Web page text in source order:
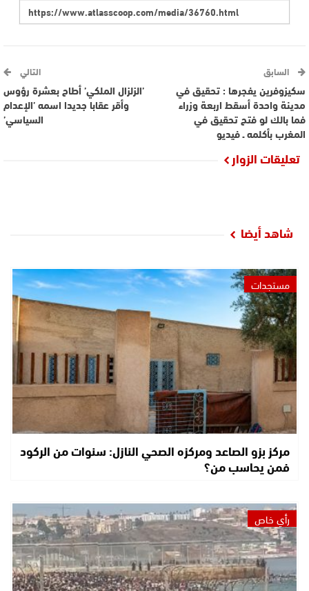
السابق
سكيزوفرين يفجرها : تحقيق في
مدينة واحدة أسقط اربعة وزراء
فما بالك لو فتح تحقيق في
المغرب بأكلمه ـ فيديو
التالي
’الزلزال الملكي’ أطاح بعشرة رؤوس
وأقر عقابا جديدا اسمه ’الإعدام
السياسي’
تعليقات الزوار
شاهد أيضا
مستجدات
مركز بزو الصاعد ومركزه الصحي النازل: سنوات من الركود
فمن يحاسب من؟
رأي خاص